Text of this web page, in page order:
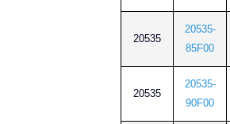
20535
20535-
85F00
20535
20535-
90F00